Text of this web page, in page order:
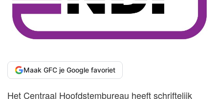
Maak GFC je Google favoriet
Het Centraal Hoofdstembureau heeft schriftelijk